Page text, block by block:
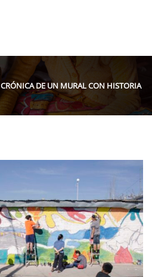
CRÓNICA DE UN MURAL CON HISTORIA